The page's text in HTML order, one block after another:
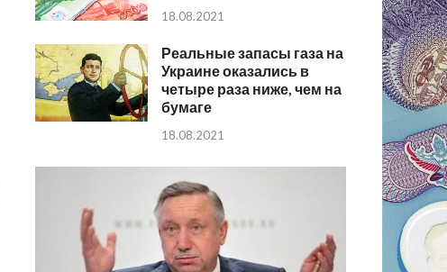
18.08.2021
Реальные запасы газа на
Украине оказались в
четыре раза ниже, чем на
бумаге
18.08.2021